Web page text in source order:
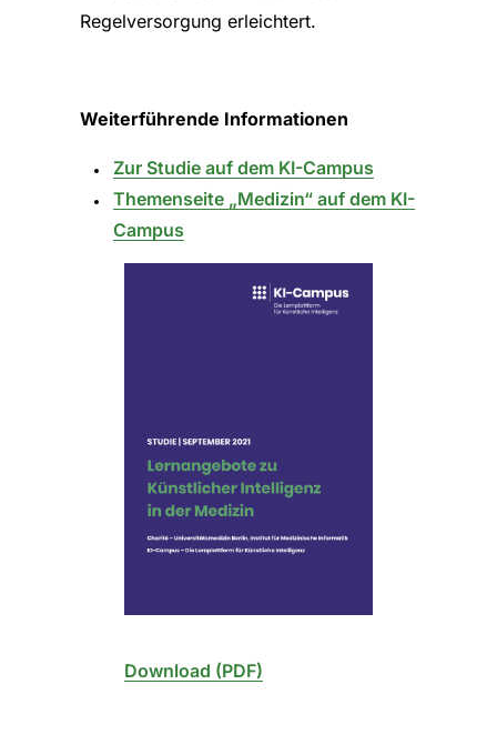
Regelversorgung erleichtert.
Weiterführende Informationen
Zur Studie auf dem KI-Campus
Themenseite „Medizin“ auf dem KI-
Campus
Download (PDF)